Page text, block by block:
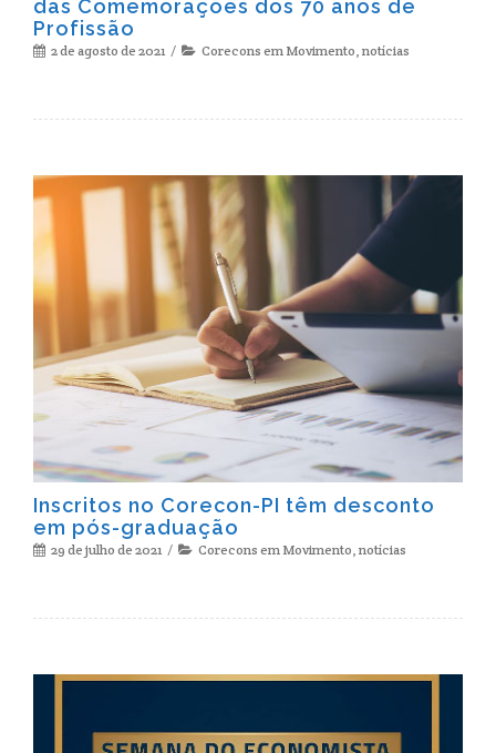
das Comemorações dos 70 anos de
Profissão
2 de agosto de 2021 Corecons em Movimento, notícias
Inscritos no Corecon-PI têm desconto
em pós-graduação
29 de julho de 2021 Corecons em Movimento, notícias